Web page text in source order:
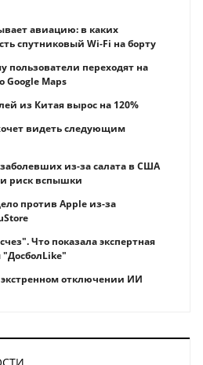
авиацию: в каких
спутниковый Wi-Fi на борту
пользователи переходят на
Google Maps
из Китая вырос на 120%
видеть следующим
из-за салата в США
риск вспышки
против Apple из-за
Что показала экспертная
отключении ИИ